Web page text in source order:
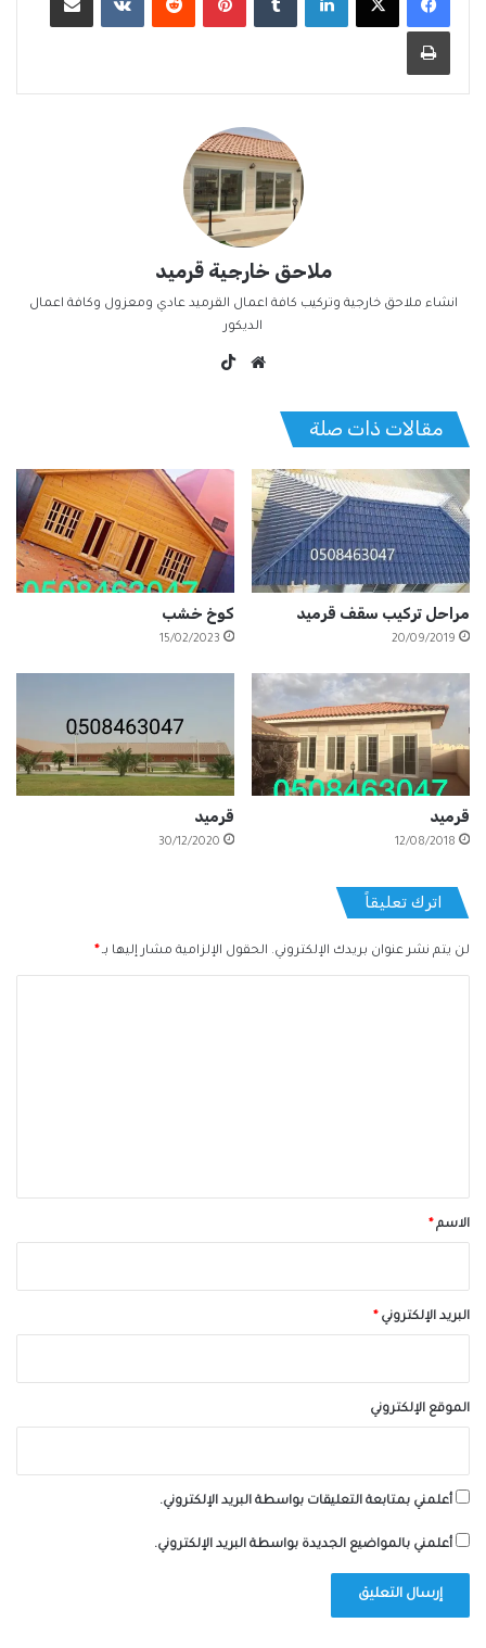
ملاحق خارجية قرميد
انشاء ملاحق خارجية وتركيب كافة اعمال القرميد عادي ومعزول وكافة اعمال
الديكور
موق
مقالات ذات صلة
مراحل تركيب سقف قرميد
20/09/2019
كوخ خشب
15/02/2023
قرميد
12/08/2018
قرميد
30/12/2020
اترك تعليقاً
لن يتم نشر عنوان بريدك الإلكتروني. الحقول الإلزامية مشار إليها بـ*
*الاسم*
البريد الإلكتروني*
الموقع الإلكتروني
أعلمني بمتابعة التعليقات بواسطة البريد الإلكتروني.
أعلمني بالمواضيع الجديدة بواسطة البريد الإلكتروني.